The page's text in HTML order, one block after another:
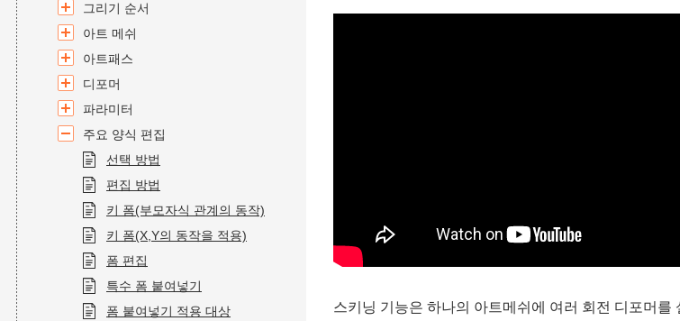
그리기 순서
아트 메쉬
아트패스
디포머
파라미터
주요 양식 편집
선택 방법
편집 방법
키 폼(부모자식 관계의 동작)
키 폼(X,Y의 동작을 적용)
폼 편집
특수 폼 붙여넣기
폼 붙여넣기 적용 대상
스키닝 기능은 하나의 아트메쉬에 여러 회전 디포머